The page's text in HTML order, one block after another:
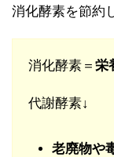
消化酵素を節約
消化酵素＝ 栄
代謝酵素↓
老廃物や